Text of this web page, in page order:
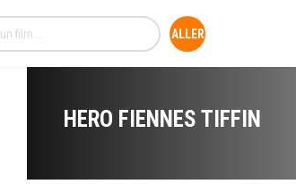
HERO FIENNES TIFFIN